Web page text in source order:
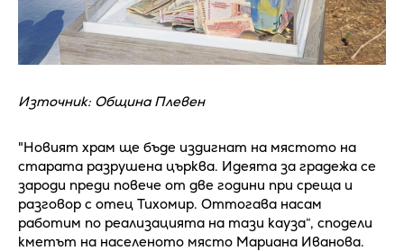
Източник: Община Плевен
"Новият храм ще бъде издигнат на мястото на
старата разрушена църква. Идеята за градежа се
зароди преди повече от две години при среща и
разговор с отец Тихомир. Оттогава насам
работим по реализацията на тази кауза“, сподели
кметът на населеното място Мариана Иванова.